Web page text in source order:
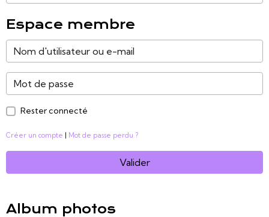
Espace membre
Rester connecté
Créer un compte Mot de passe perdu ?
Valider
Album photos